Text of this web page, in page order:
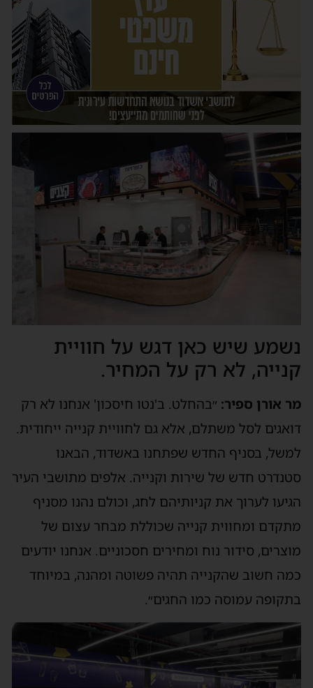
נשמע שיש כאן דגש על חוויית
קנייה, לא רק על המחיר.
מר אורן ספיר: ״בהחלט. ב'נטו חיסכון' אנחנו לא רק
דואגים לסל משתלם, אלא גם לחוויית קנייה ייחודית.
למשל, בסניף החדש שפתחנו באשדוד, הבאנו
סטנדרט חדש של שירות וקנייה. אלפים מתושבי העיר
הגיעו לערוך את קניותיהם לחג, וכולם נהנו מסניף
מתקדם ומחווית קנייה שכוללת מבחר עצום של
מוצרים, סידור נוח ומחירים חסכוניים. אנחנו יודעים
כמה חשוב שהקנייה תהיה פשוטה ומהנה, במיוחד
בתקופה עמוסה כמו החגים״.